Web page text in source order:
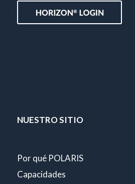
NUESTRO SITIO
Por qué POLARIS
Capacidades